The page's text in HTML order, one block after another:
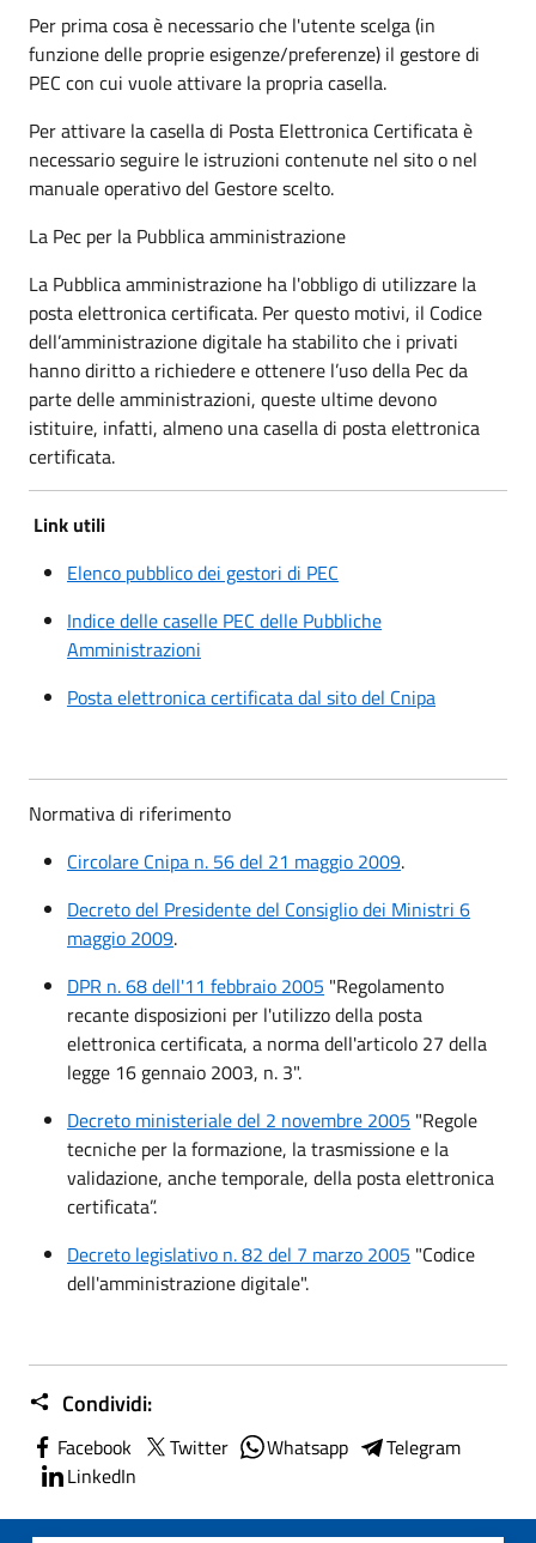
Per prima cosa è necessario che l'utente scelga (in
funzione delle proprie esigenze/preferenze) il gestore di
PEC con cui vuole attivare la propria casella.
Per attivare la casella di Posta Elettronica Certificata è
necessario seguire le istruzioni contenute nel sito o nel
manuale operativo del Gestore scelto.
La Pec per la Pubblica amministrazione
La Pubblica amministrazione ha l'obbligo di utilizzare la
posta elettronica certificata. Per questo motivi, il Codice
dell’amministrazione digitale ha stabilito che i privati
hanno diritto a richiedere e ottenere l’uso della Pec da
parte delle amministrazioni, queste ultime devono
istituire, infatti, almeno una casella di posta elettronica
certificata.
Link utili
Elenco pubblico dei gestori di PEC
Indice delle caselle PEC delle Pubbliche
Amministrazioni
Posta elettronica certificata dal sito del Cnipa
Normativa di riferimento
Circolare Cnipa n. 56 del 21 maggio 2009.
Decreto del Presidente del Consiglio dei Ministri 6
maggio 2009.
DPR n. 68 dell'11 febbraio 2005 "Regolamento
recante disposizioni per l'utilizzo della posta
elettronica certificata, a norma dell'articolo 27 della
legge 16 gennaio 2003, n. 3".
Decreto ministeriale del 2 novembre 2005 "Regole
tecniche per la formazione, la trasmissione e la
validazione, anche temporale, della posta elettronica
certificata”.
Decreto legislativo n. 82 del 7 marzo 2005 "Codice
dell'amministrazione digitale".
Condividi:
Facebook Twitter Whatsapp
Telegram
LinkedIn